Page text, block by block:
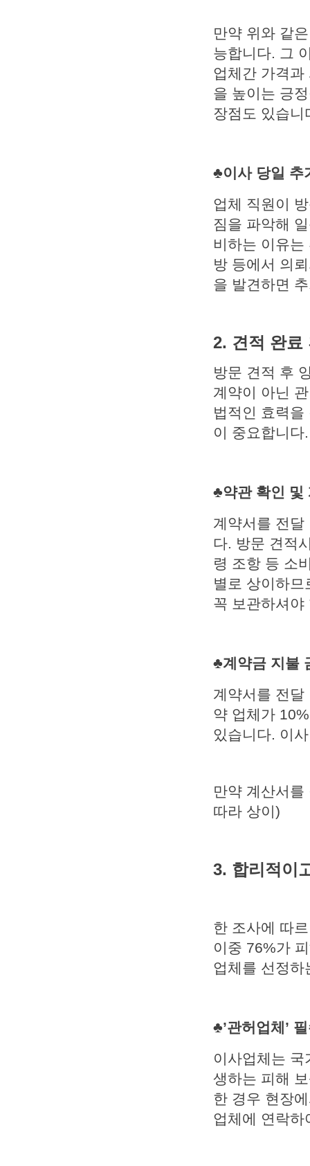
만약 위와 같
능합니다. 그
업체간 가격과
을 높이는 긍
장점도 있습니
♣이사 당일 추
업체 직원이
짐을 파악해
비하는 이유
방 등에서 의
을 발견하면
2. 견적 완료
방문 견적 후
계약이 아닌
법적인 효력
이 중요합니다.
♣약관 확인 및
계약서를 전달
다. 방문 견적
령 조항 등 소
별로 상이하
꼭 보관하셔야
♣계약금 지불
계약서를 전
약 업체가
있습니다. 이
만약 계산서
따라 상이)
3. 합리적이
한 조사에 따
이중 76%가
업체를 선정하
♣’관허업체’
이사업체는
생하는 피해
한 경우 현장
업체에 연락하